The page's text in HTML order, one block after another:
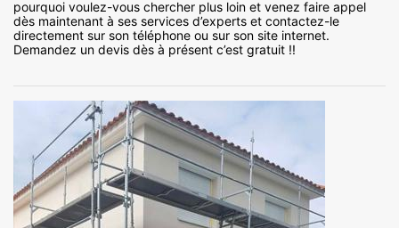
pourquoi voulez-vous chercher plus loin et venez faire appel
dès maintenant à ses services d’experts et contactez-le
directement sur son téléphone ou sur son site internet.
Demandez un devis dès à présent c’est gratuit !!